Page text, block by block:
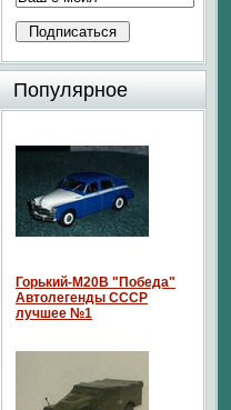
Популярное
Горький-М20В "Победа"
Автолегенды СССР
лучшее №1